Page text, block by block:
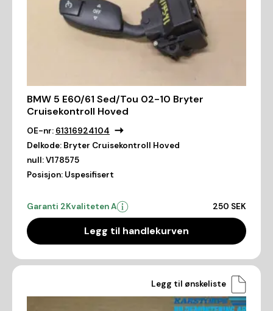
BMW 5 E60/61 Sed/Tou 02-10 Bryter
Cruisekontroll Hoved
OE-nr: 61316924104
Delkode: Bryter Cruisekontroll Hoved
null:V178575
Posisjon: Uspesifisert
Garanti 2Kvaliteten A 250 SEK
Legg til handlekurven
Legg til ønskeliste